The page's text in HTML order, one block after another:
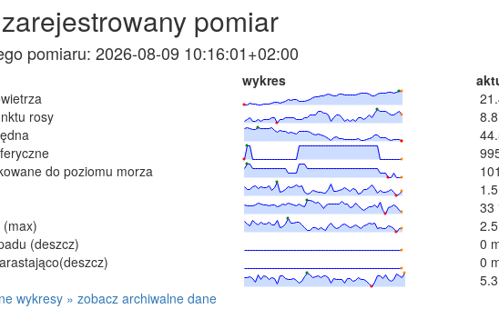
pomiar
pomiaru: 2026-08-09 10:16:01+02:00
wykres
rosy
do poziomu morza
33
(max)
(deszcz)
0
0
wykresy » zobacz archiwalne dane